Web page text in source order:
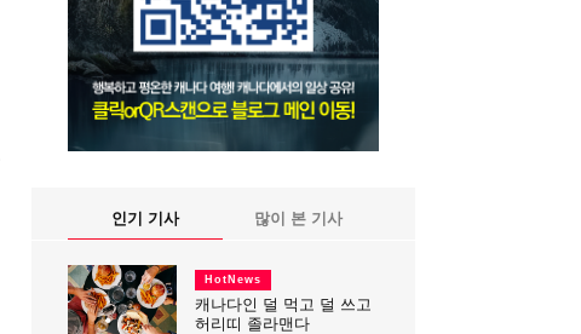
인기 기사 많이 본 기사
HotNews
캐나다인 덜 먹고 덜 쓰고
허리띠 졸라맨다